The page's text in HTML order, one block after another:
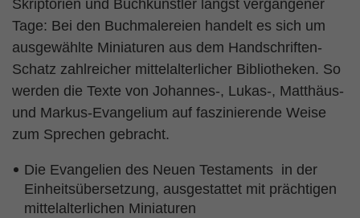
Skriptorien und Buchkünstler längst vergangener
Tage: Bei den Buchmalereien handelt es sich um
ausgewählte Miniaturen aus dem Handschriften-
Schatz zahlreicher mittelalterlicher Bibliotheken. So
werden die Texte von Johannes-, Lukas-, Matthäus-
und Markus-Evangelium auf faszinierende Weise
zum Sprechen gebracht.
Die Evangelien des Neuen Testaments in der
Einheitsübersetzung, ausgestattet mit prächtigen
mittelalterlichen Miniaturen